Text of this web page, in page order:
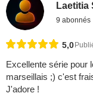
Laetitia
9 abonnés
5,0
Excellente série pour
marseillais ;) c'est
J'adore !